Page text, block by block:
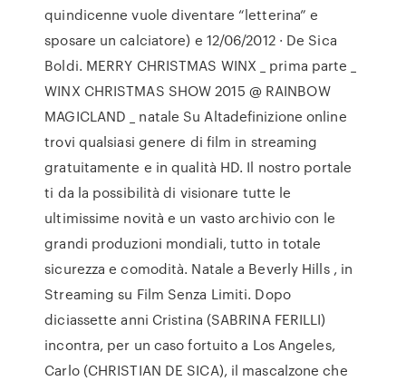
quindicenne vuole diventare “letterina” e
sposare un calciatore) e 12/06/2012 · De Sica
Boldi. MERRY CHRISTMAS WINX _ prima parte _
WINX CHRISTMAS SHOW 2015 @ RAINBOW
MAGICLAND _ natale Su Altadefinizione online
trovi qualsiasi genere di film in streaming
gratuitamente e in qualità HD. Il nostro portale
ti da la possibilità di visionare tutte le
ultimissime novità e un vasto archivio con le
grandi produzioni mondiali, tutto in totale
sicurezza e comodità. Natale a Beverly Hills , in
Streaming su Film Senza Limiti. Dopo
diciassette anni Cristina (SABRINA FERILLI)
incontra, per un caso fortuito a Los Angeles,
Carlo (CHRISTIAN DE SICA), il mascalzone che